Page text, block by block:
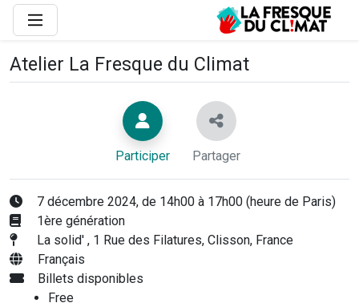
Atelier La Fresque du Climat
Participer Partager
7 décembre 2024, de 14h00 à 17h00 (heure de Paris)
1ère génération
La solid' , 1 Rue des Filatures, Clisson, France
Français
Billets disponibles
Free